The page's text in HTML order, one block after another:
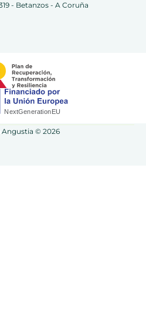
- Betanzos - A Coruña
Angustia © 2026